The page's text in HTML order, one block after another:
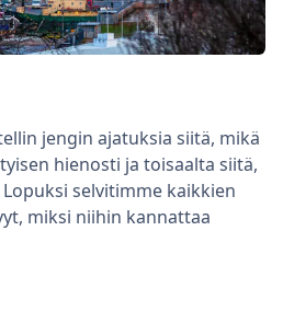
jengin ajatuksia siitä, mikä
hienosti ja toisaalta siitä,
selvitimme kaikkien
miksi niihin kannattaa